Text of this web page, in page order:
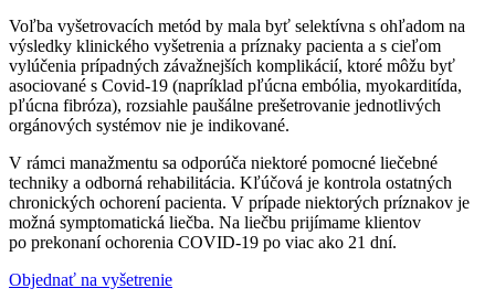
Voľba vyšetrovacích metód by mala byť selektívna s ohľadom na
výsledky klinického vyšetrenia a príznaky pacienta a s cieľom
vylúčenia prípadných závažnejších komplikácií, ktoré môžu byť
asociované s Covid-19 (napríklad pľúcna embólia, myokarditída,
pľúcna fibróza), rozsiahle paušálne prešetrovanie jednotlivých
orgánových systémov nie je indikované.
V rámci manažmentu sa odporúča niektoré pomocné liečebné
techniky a odborná rehabilitácia. Kľúčová je kontrola ostatných
chronických ochorení pacienta. V prípade niektorých príznakov je
možná symptomatická liečba. Na liečbu prijímame klientov
po prekonaní ochorenia COVID-19 po viac ako 21 dní.
Objednať na vyšetrenie